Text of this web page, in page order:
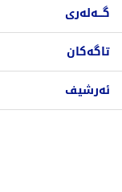
گـــەلەری
تاگەکان
ئەرشیف